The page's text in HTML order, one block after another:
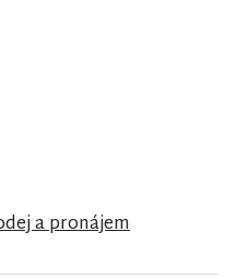
a pronájem